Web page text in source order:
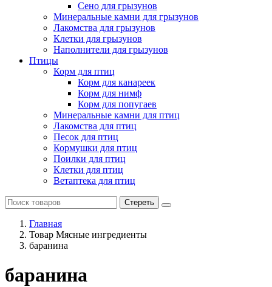
Сено для грызунов
Минеральные камни для грызунов
Лакомства для грызунов
Клетки для грызунов
Наполнители для грызунов
Птицы
Корм для птиц
Корм для канареек
Корм для нимф
Корм для попугаев
Минеральные камни для птиц
Лакомства для птиц
Песок для птиц
Кормушки для птиц
Поилки для птиц
Клетки для птиц
Ветаптека для птиц
Стереть
Главная
Товар Мясные ингредиенты
баранина
баранина